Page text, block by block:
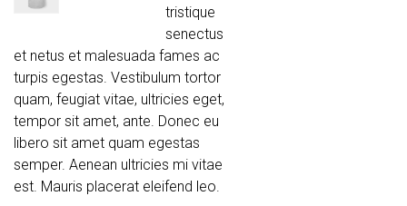
tristique
senectus
et netus et malesuada fames ac
turpis egestas. Vestibulum tortor
quam, feugiat vitae, ultricies eget,
tempor sit amet, ante. Donec eu
libero sit amet quam egestas
semper. Aenean ultricies mi vitae
est. Mauris placerat eleifend leo.